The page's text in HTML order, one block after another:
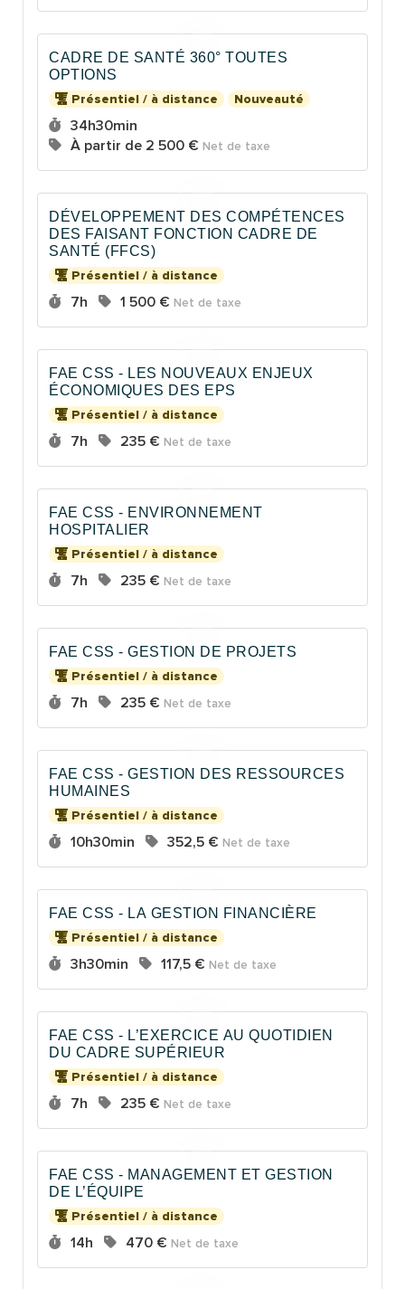
CADRE DE SANTÉ 360° TOUTES
OPTIONS
Présentiel / à distance
Nouveauté
Durée :
34h30min
Prix :
À partir de 2 500 € Net de taxe
DÉVELOPPEMENT DES COMPÉTENCES
DES FAISANT FONCTION CADRE DE
SANTÉ (FFCS)
Présentiel / à distance
Durée :
7h Prix :
1 500 € Net de taxe
FAE CSS - LES NOUVEAUX ENJEUX
ÉCONOMIQUES DES EPS
Présentiel / à distance
Durée :
7h Prix :
235 € Net de taxe
FAE CSS - ENVIRONNEMENT
HOSPITALIER
Présentiel / à distance
Durée :
7h Prix :
235 € Net de taxe
FAE CSS - GESTION DE PROJETS
Présentiel / à distance
Durée :
7h Prix :
235 € Net de taxe
FAE CSS - GESTION DES RESSOURCES
HUMAINES
Présentiel / à distance
Durée :
10h30min Prix :
352,5 € Net de taxe
FAE CSS - LA GESTION FINANCIÈRE
Présentiel / à distance
Durée :
3h30min Prix :
117,5 € Net de taxe
FAE CSS - L’EXERCICE AU QUOTIDIEN
DU CADRE SUPÉRIEUR
Présentiel / à distance
Durée :
7h Prix :
235 € Net de taxe
FAE CSS - MANAGEMENT ET GESTION
DE L’ÉQUIPE
Présentiel / à distance
Durée :
14h Prix :
470 € Net de taxe